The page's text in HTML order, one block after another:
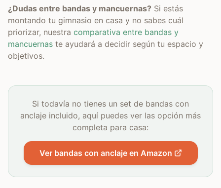
¿Dudas entre bandas y mancuernas? Si estás
montando tu gimnasio en casa y no sabes cuál
priorizar, nuestra comparativa entre bandas y
mancuernas te ayudará a decidir según tu espacio y
objetivos.
Si todavía no tienes un set de bandas con
anclaje incluido, aquí puedes ver las opción más
completa para casa:
Ver bandas con anclaje en Amazon